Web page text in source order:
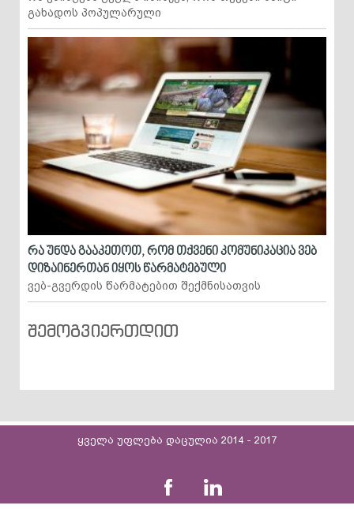
გახადოს პოპულარული
რა უნდა გააკეთოთ, რომ თქვენი კომუნიკაცია ვებ
დიზაინერთან იყოს წარმატებული
ვებ-გვერდის წარმატებით შექმნისათვის
შემოგვიერთდით
ყველა უფლება დაცულია 2014 - 2017